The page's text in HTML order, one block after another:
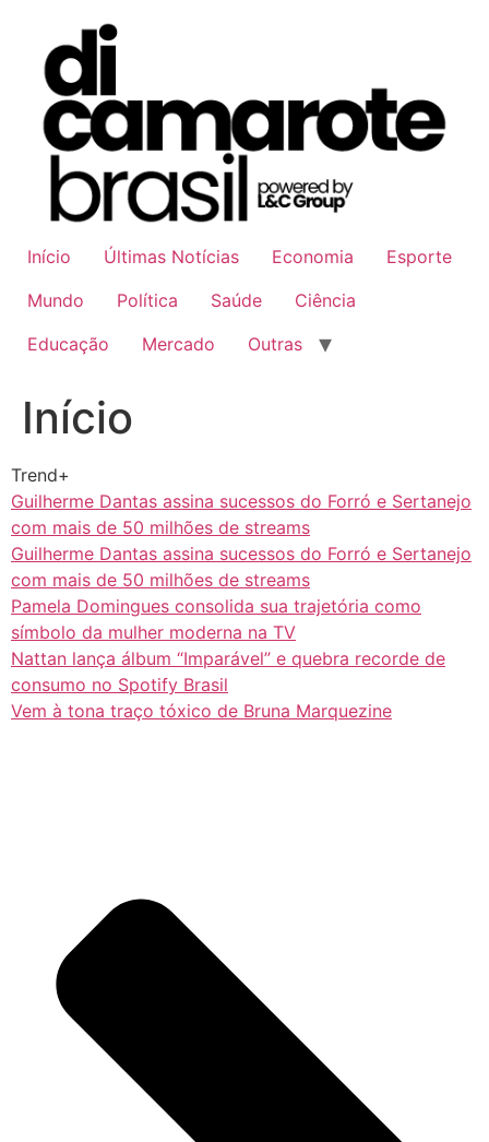
conteúdo
Início Últimas Notícias Economia
Esporte
Mundo
Política Saúde
Ciência
Educação
Mercado Outras
Início
Trend+
Guilherme Dantas assina sucessos do Forró e Sertanejo
com mais de 50 milhões de streams
Guilherme Dantas assina sucessos do Forró e Sertanejo
com mais de 50 milhões de streams
Pamela Domingues consolida sua trajetória como
símbolo da mulher moderna na TV
Nattan lança álbum “Imparável” e quebra recorde de
consumo no Spotify Brasil
Vem à tona traço tóxico de Bruna Marquezine